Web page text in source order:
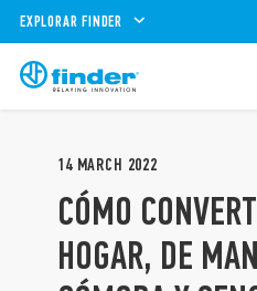
EXPLORAR FINDER
14 MARCH 2022
CÓMO
HOGAR, DE